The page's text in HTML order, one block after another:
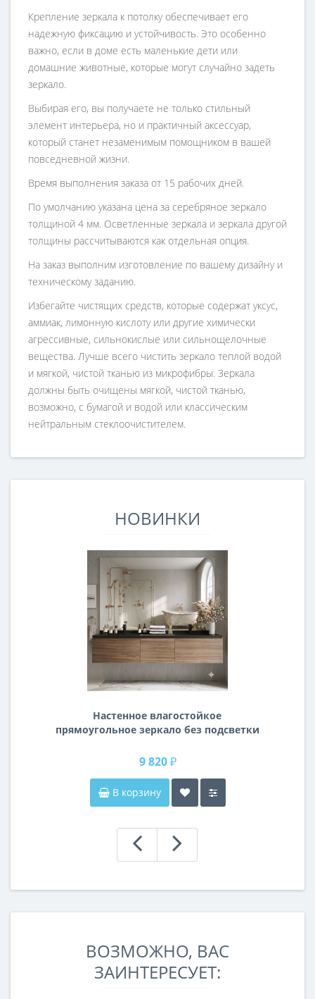
Крепление зеркала к потолку обеспечивает его
надежную фиксацию и устойчивость. Это особенно
важно, если в доме есть маленькие дети или
домашние животные, которые могут случайно задеть
зеркало.
Выбирая его, вы получаете не только стильный
элемент интерьера, но и практичный аксессуар,
который станет незаменимым помощником в вашей
повседневной жизни.
Время выполнения заказа от 15 рабочих дней.
По умолчанию указана цена за серебряное зеркало
толщиной 4 мм. Осветленные зеркала и зеркала другой
толщины рассчитываются как отдельная опция.
На заказ выполним изготовление по вашему дизайну и
техническому заданию.
Избегайте чистящих средств, которые содержат уксус,
аммиак, лимонную кислоту или другие химически
агрессивные, сильнокислые или сильнощелочные
вещества. Лучше всего чистить зеркало теплой водой
и мягкой, чистой тканью из микрофибры. Зеркала
должны быть очищены мягкой, чистой тканью,
возможно, с бумагой и водой или классическим
нейтральным стеклоочистителем.
НОВИНКИ
Настенное влагостойкое
прямоугольное зеркало без подсветки
9 820 ₽
В корзину
ВОЗМОЖНО, ВАС
ЗАИНТЕРЕСУЕТ: